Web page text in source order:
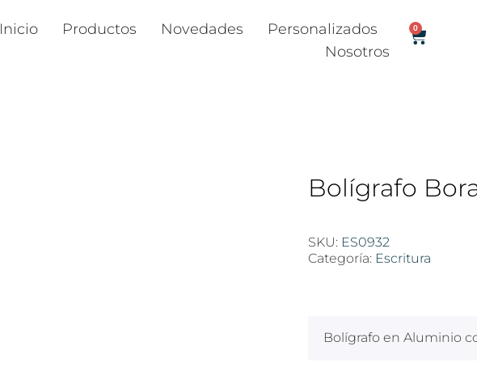
Inicio Productos Novedades
Personalizados
Nosotros
0
Bolígrafo
SKU: ES0932
Categoría: Escritura
Bolígrafo en Aluminio